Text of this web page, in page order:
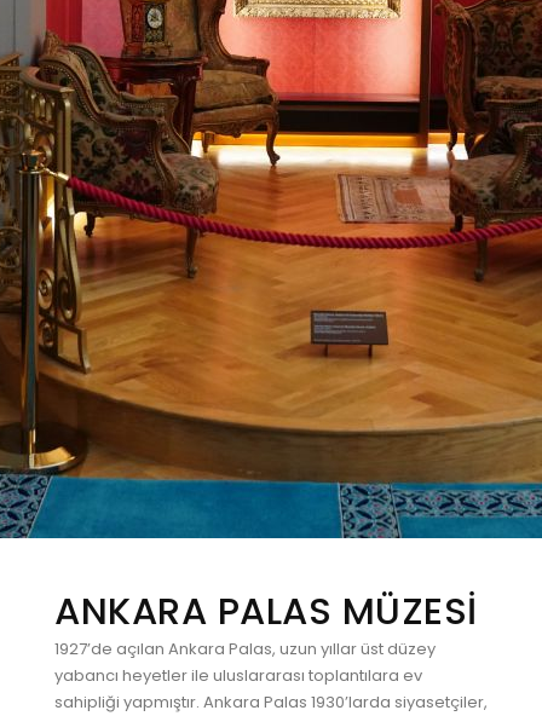
ANKARA PALAS MÜZESİ
1927’de açılan Ankara Palas, uzun yıllar üst düzey
yabancı heyetler ile uluslararası toplantılara ev
sahipliği yapmıştır. Ankara Palas 1930’larda siyasetçiler,